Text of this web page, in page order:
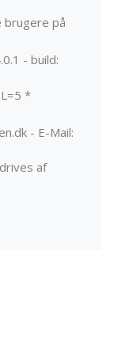
på
- build:
*
- E-Mail:
af